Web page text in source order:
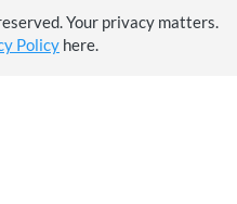
Your privacy matters.
Policy here.